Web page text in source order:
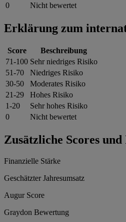
0
Nicht bewertet
Erklärung zum
Score
Beschreibung
71-100 Sehr niedriges Risiko
51-70
Niedriges Risiko
30-50
Moderates Risiko
21-29
Hohes Risiko
1-20
Sehr hohes Risiko
0
Nicht bewertet
Zusätzliche Scores
Finanzielle Stärke
Geschätzter Jahresumsatz
Augur Score
Graydon Bewertung